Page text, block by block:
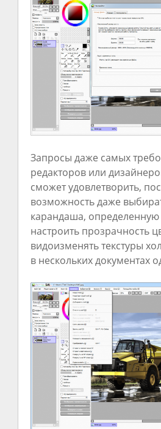
Запросы даже самых
редакторов или
сможет удовлетворить,
возможность даже
карандаша, определенную
настроить прозрачность
видоизменять текстуры
в нескольких документах